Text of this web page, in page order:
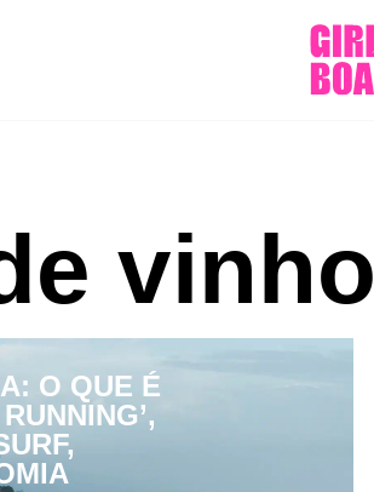
vinho
O QUE É